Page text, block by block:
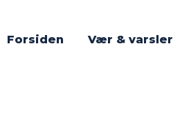
Forsiden Vær & varsler